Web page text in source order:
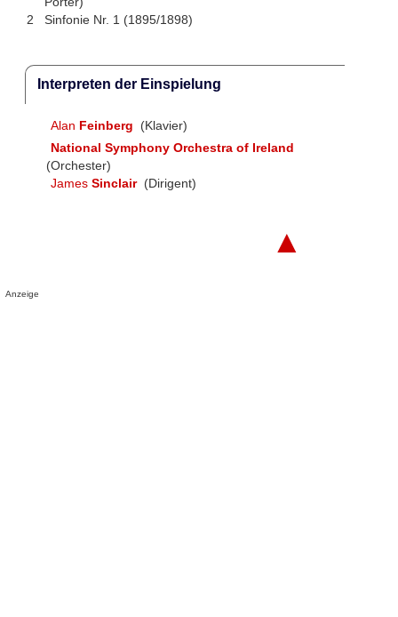
2
Sinfonie Nr. 1 (1895/1898)
Interpreten der Einspielung
Alan Feinberg
(Klavier)
National Symphony Orchestra of Ireland
(Orchester)
James Sinclair (Dirigent)
▲
Anzeige